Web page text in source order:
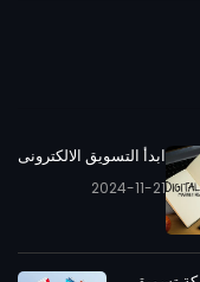
ابدأ التسويق الالكترونى
2024-11-21